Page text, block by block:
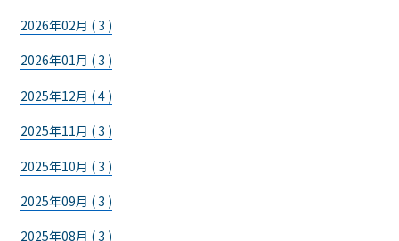
2026年02月 ( 3 )
2026年01月 ( 3 )
2025年12月 ( 4 )
2025年11月 ( 3 )
2025年10月 ( 3 )
2025年09月 ( 3 )
2025年08月 ( 3 )